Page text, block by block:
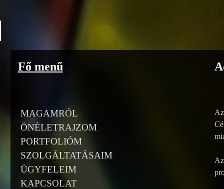
Fő menű
MAGAMRÓL
ÖNÉLETRAJZOM
PORTFOLIÓM
SZOLGÁLTATÁSAIM
ÜGYFELEIM
KAPCSOLAT